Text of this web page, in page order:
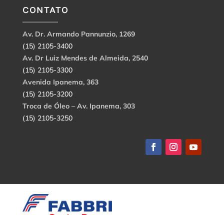
CONTATO
Av. Dr. Armando Pannunzio, 1269
(15) 2105-3400
Av. Dr Luiz Mendes de Almeida, 2540
(15) 2105-3300
Avenida Ipanema, 363
(15) 2105-3200
Troca de Óleo – Av. Ipanema, 303
(15) 2105-3250